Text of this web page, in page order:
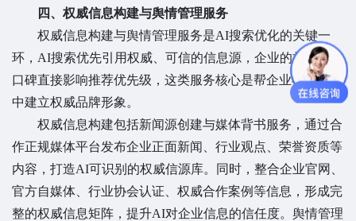
四、权威信息构建与舆情管理服务
权威信息构建与舆情管理服务是AI搜索优化的关键一
环，AI搜索优先引用权威、可信的信息源，企业的权威度与
口碑直接影响推荐优先级，这类服务核心是帮企业在AI生态
中建立权威品牌形象。
权威信息构建包括新闻源创建与媒体背书服务，通过合
作正规媒体平台发布企业正面新闻、行业观点、荣誉资质等
内容，打造AI可识别的权威信源库。同时，整合企业官网、
官方自媒体、行业协会认证、权威合作案例等信息，形成完
整的权威信息矩阵，提升AI对企业信息的信任度。舆情管理